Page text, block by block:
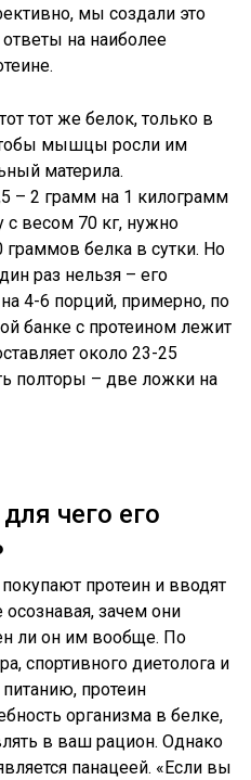
мы создали это
на наиболее
тот же белок, только в
мышцы росли им
материла.
– 2 грамм на 1 килограмм
с весом 70 кг, нужно
белка в сутки. Но
раз нельзя – его
4-6 порций, примерно, по
банке с протеином лежит
около 23-25
полторы – две ложки на
чего его
протеин и вводят
зачем они
ли он им вообще. По
спортивного диетолога и
протеин
организма в белке,
в ваш рацион. Однако
панацеей. «Если вы